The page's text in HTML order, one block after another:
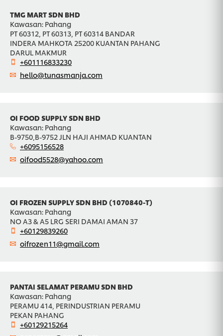
TMG MART SDN BHD
Kawasan: Pahang
PT 60312, PT 60313, PT 60314 BANDAR
INDERA MAHKOTA 25200 KUANTAN PAHANG
DARUL MAKMUR
+601116833230
hello@tunasmanja.com
OI FOOD SUPPLY SDN BHD
Kawasan: Pahang
B-9750,B-9752 JLN HAJI AHMAD KUANTAN
+6095156528
oifood5528@yahoo.com
OI FROZEN SUPPLY SDN BHD (1070840-T)
Kawasan: Pahang
NO A3 & A5 LRG SERI DAMAI AMAN 37
+60129839260
oifrozen11@gmail.com
PANTAI SELAMAT PERAMU SDN BHD
Kawasan: Pahang
PERAMU 414, PERINDUSTRIAN PERAMU
PEKAN PAHANG
+60129215264